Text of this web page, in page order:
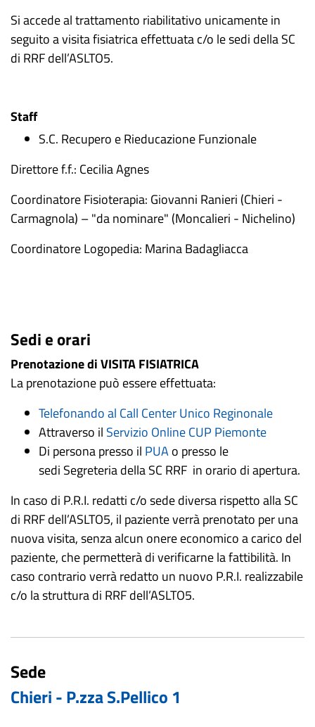
Si accede al trattamento riabilitativo unicamente in
seguito a visita fisiatrica effettuata c/o le sedi della SC
di RRF dell’ASLTO5.
Staff
S.C. Recupero e Rieducazione Funzionale
Direttore f.f.: Cecilia Agnes
Coordinatore Fisioterapia: Giovanni Ranieri (Chieri -
Carmagnola) – "da nominare" (Moncalieri - Nichelino)
Coordinatore Logopedia: Marina Badagliacca
Sedi e orari
Prenotazione di VISITA FISIATRICA
La prenotazione può essere effettuata:
Telefonando al Call Center Unico Reginonale
Attraverso il Servizio Online CUP Piemonte
Di persona presso il PUAo presso le
sedi Segreteria della SC RRF in orario di apertura.
In caso di P.R.I. redatti c/o sede diversa rispetto alla SC
di RRF dell’ASLTO5, il paziente verrà prenotato per una
nuova visita, senza alcun onere economico a carico del
paziente, che permetterà di verificarne la fattibilità. In
caso contrario verrà redatto un nuovo P.R.I. realizzabile
c/o la struttura di RRF dell’ASLTO5.
Sede
Chieri - P.zza S.Pellico 1